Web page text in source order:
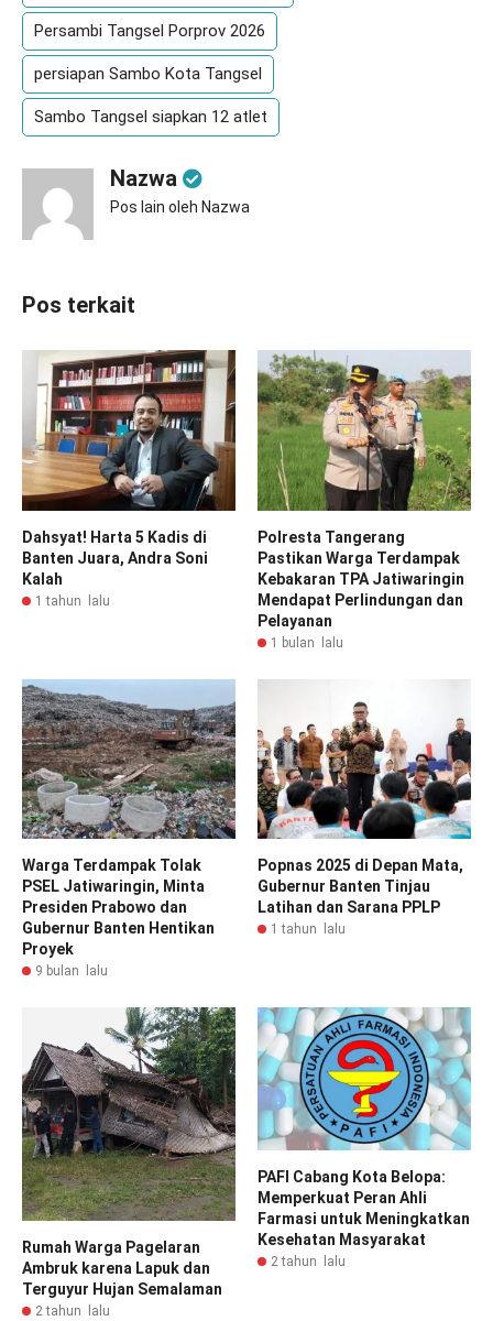
Persambi Tangsel Porprov 2026
persiapan Sambo Kota Tangsel
Sambo Tangsel siapkan 12 atlet
Nazwa
Pos lain oleh Nazwa
Pos terkait
Dahsyat! Harta 5 Kadis di
Banten Juara, Andra Soni
Kalah
1 tahun lalu
Polresta Tangerang
Pastikan Warga Terdampak
Kebakaran TPA Jatiwaringin
Mendapat Perlindungan dan
Pelayanan
1 bulan lalu
Warga Terdampak Tolak
PSEL Jatiwaringin, Minta
Presiden Prabowo dan
Gubernur Banten Hentikan
Proyek
9 bulan lalu
Popnas 2025 di Depan Mata,
Gubernur Banten Tinjau
Latihan dan Sarana PPLP
1 tahun lalu
Rumah Warga Pagelaran
Ambruk karena Lapuk dan
Terguyur Hujan Semalaman
2 tahun lalu
PAFI Cabang Kota Belopa:
Memperkuat Peran Ahli
Farmasi untuk Meningkatkan
Kesehatan Masyarakat
2 tahun lalu